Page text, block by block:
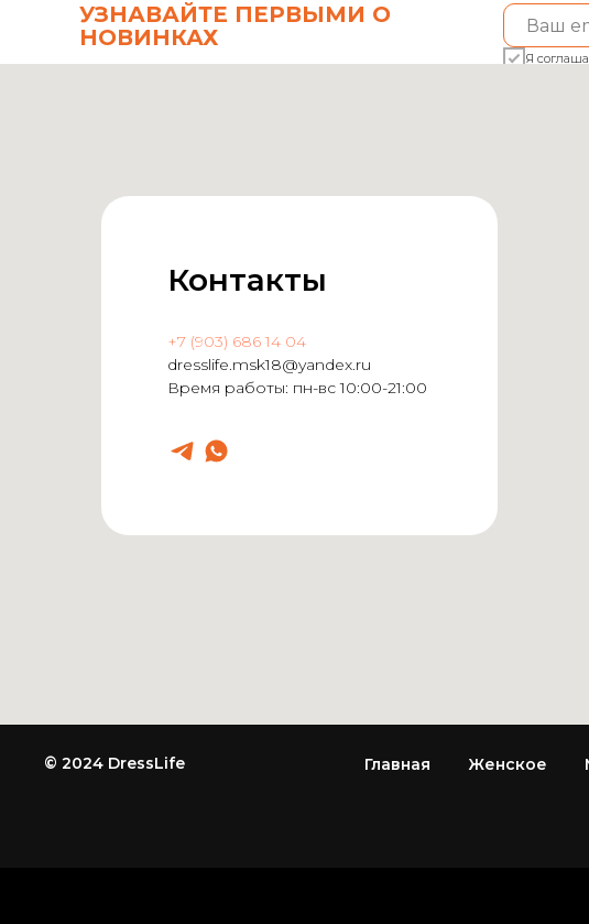
Я
УЗНАВАЙТЕ ПЕРВЫМИ О
НОВИНКАХ
Контакты
+7 (903) 686 14 04
dresslife.msk18@yandex.ru
Время работы: пн-вс 10:00-21:00
© 2024 DressLife Главная Женское